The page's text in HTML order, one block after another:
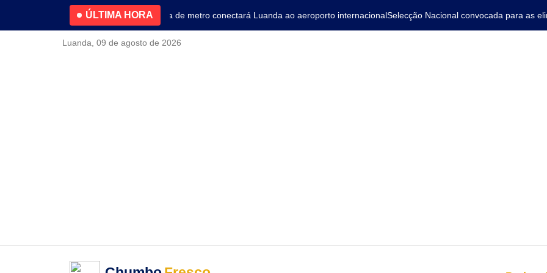
ÚLTIMA HORA
4.2% no primeiro trimestreNova linha de metro conectará Luanda ao aeroporto internacionalSelecção Nacional convocada para as
Luanda, 09 de agosto de 2026